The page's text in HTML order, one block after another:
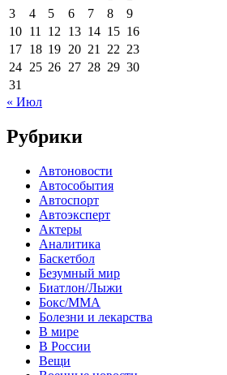
3
4 5 6 7 8
9
10 11 12 13 14 15 16
17 18 19 20 21 22 23
24 25 26 27 28 29 30
31
« Июл
Рубрики
Автоновости
Автособытия
Автоспорт
Автоэксперт
Актеры
Аналитика
Баскетбол
Безумный мир
Биатлон/Лыжи
Бокс/MMA
Болезни и лекарства
В мире
В России
Вещи